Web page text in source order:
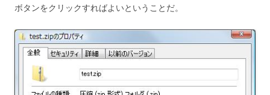
ボタンをクリックすればよいということだ。